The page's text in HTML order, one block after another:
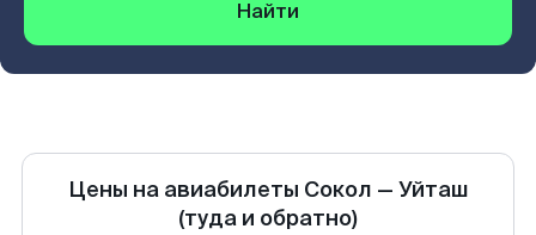
Найти
Цены на авиабилеты Сокол — Уйташ
(туда и обратно)